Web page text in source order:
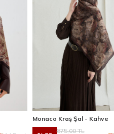
Monaco Kraş Şal - Kahve
875,00TL